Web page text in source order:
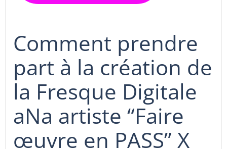
Comment prendre
part à la création de
la Fresque Digitale
aNa artiste “Faire
œuvre en PASS” X